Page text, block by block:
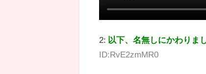
2: 以下、名無しにかわりま
ID:RvE2zmMR0